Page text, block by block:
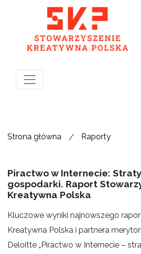
Strona główna / Raporty
Piractwo w Internecie:
gospodarki. Raport
Kreatywna Polska
Kluczowe wyniki najnowszego
Kreatywna Polska i partnera
Deloitte „Piractwo w Internecie –